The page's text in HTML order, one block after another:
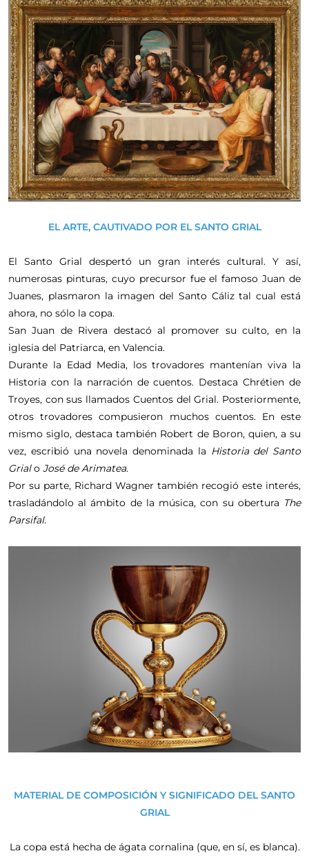
EL ARTE, CAUTIVADO POR EL SANTO GRIAL
El Santo Grial despertó un gran interés cultural. Y así,
numerosas pinturas, cuyo precursor fue el famoso Juan de
Juanes, plasmaron la imagen del Santo Cáliz tal cual está
ahora, no sólo la copa.
San Juan de Rivera destacó al promover su culto, en la
iglesia del Patriarca, en Valencia.
Durante la Edad Media, los trovadores mantenían viva la
Historia con la narración de cuentos. Destaca Chrétien de
Troyes, con sus llamados Cuentos del Grial. Posteriormente,
otros trovadores compusieron muchos cuentos. En este
mismo siglo, destaca también Robert de Boron, quien, a su
vez, escribió una novela denominada la Historia del Santo
Grialo José de Arimatea.
Por su parte, Richard Wagner también recogió este interés,
trasladándolo al ámbito de la música, con su obertura The
Parsifal.
MATERIAL DE COMPOSICIÓN Y SIGNIFICADO DEL SANTO
GRIAL
La copa está hecha de ágata cornalina (que, en sí, es blanca).